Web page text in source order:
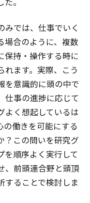
みでは、仕事でいく
場合のように、複数
保持・操作する時に
れます。実際、こう
を意識的に頭の中で
仕事の進捗に応じて
よく想起しているは
の働きを可能にする
？この問いを研究グ
を順序よく実行して
、前頭連合野と頭頂
することで検討しま